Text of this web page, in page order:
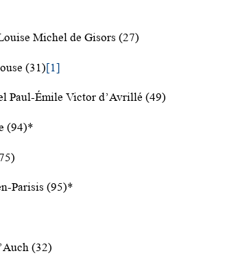
Michel de Gisors (27)
(31)[1]
Paul-Émile Victor d’Avrillé (49)
(94)*
Parisis (95)*
(32)